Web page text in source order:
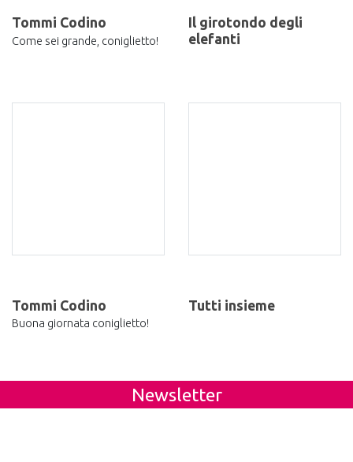
Tommi Codino
Come sei grande, coniglietto!
Il girotondo degli
elefanti
Tommi Codino
Buona giornata coniglietto!
Tutti insieme
Newsletter